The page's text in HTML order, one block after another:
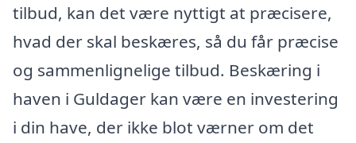
tilbud, kan det være nyttigt at præcisere,
hvad der skal beskæres, så du får præcise
og sammenlignelige tilbud. Beskæring i
haven i Guldager kan være en investering
i din have, der ikke blot værner om det